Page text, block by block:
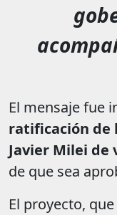
El mensaje fue
ratificación de
Javier Milei
de que sea
El proyecto,